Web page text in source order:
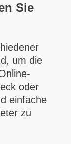
Sie
um die
oder
einfache
zu